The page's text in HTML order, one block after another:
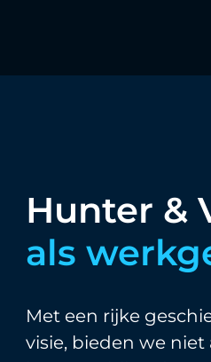
Hunter &
als
Met een rijke
visie, bieden we